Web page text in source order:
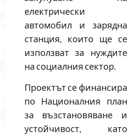
електрически
автомобил и зарядна
станция, които ще се
използват за нуждите
на социалния сектор.
Проектът се финансира
по Националния план
за възстановяване и
устойчивост, като